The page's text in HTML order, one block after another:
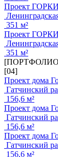
Проект
351 м²
Проект
351 м²
[04]
Проект дома
Гатчинский
156,6 м²
Проект дома
Гатчинский
156,6 м²
Проект дома
Гатчинский
156,6 м²